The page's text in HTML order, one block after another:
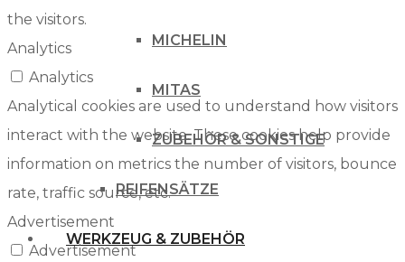
MICHELIN
MITAS
ZUBEHÖR & SONSTIGE
REIFENSÄTZE
WERKZEUG & ZUBEHÖR
the visitors.
Analytics
Analytics
Analytical cookies are used to understand how visitors
interact with the website. These cookies help provide
information on metrics the number of visitors, bounce
rate, traffic source, etc.
Advertisement
Advertisement